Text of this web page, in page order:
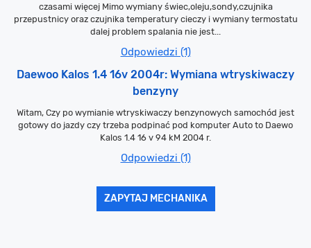
czasami więcej Mimo wymiany świec,oleju,sondy,czujnika
przepustnicy oraz czujnika temperatury cieczy i wymiany termostatu
dalej problem spalania nie jest...
Odpowiedzi (1)
Daewoo Kalos 1.4 16v 2004r: Wymiana wtryskiwaczy
benzyny
Witam, Czy po wymianie wtryskiwaczy benzynowych samochód jest
gotowy do jazdy czy trzeba podpinać pod komputer Auto to Daewo
Kalos 1.4 16 v 94 kM 2004 r.
Odpowiedzi (1)
ZAPYTAJ MECHANIKA